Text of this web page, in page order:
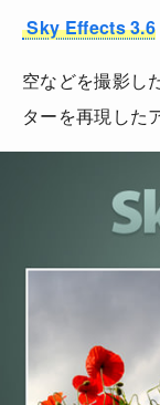
Sky Effects 3.6
空などを撮影し
ターを再現した